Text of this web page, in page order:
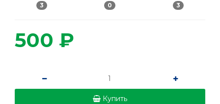
3 0 3
500 ₽
Купить